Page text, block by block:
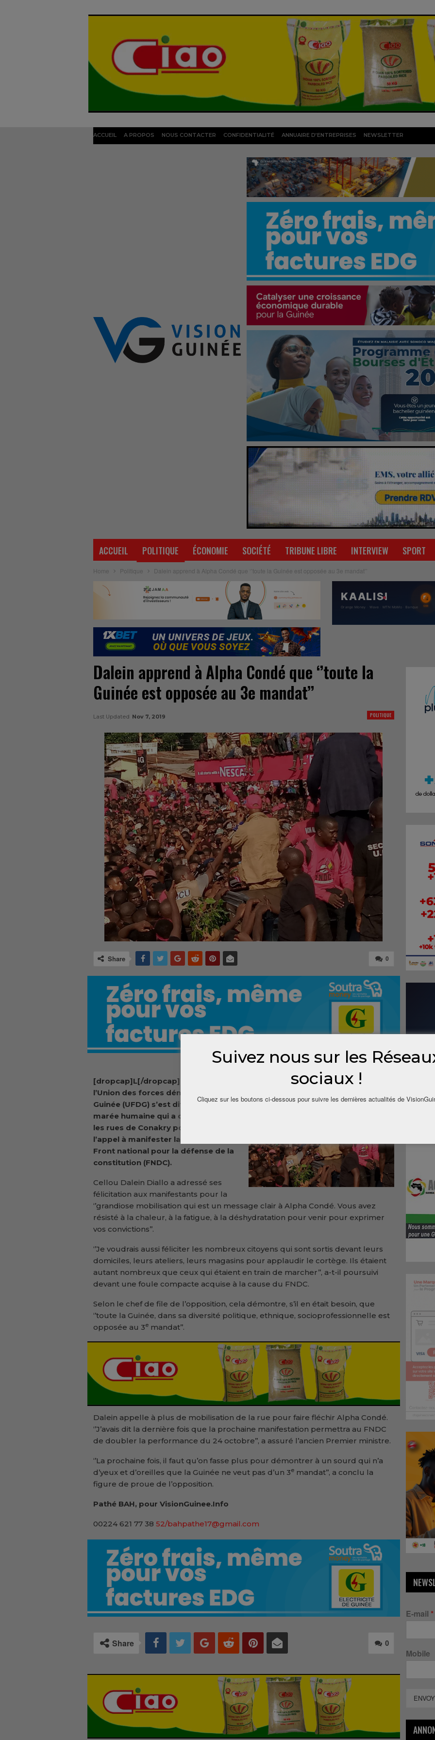
ACCUEIL A PROPOS NOUS CONTACTER CONFIDENTIALITÉ ANNUAIRE D’ENTREPRISES NEWSLETTER
ACCUEIL POLITIQUE ÉCONOMIE SOCIÉTÉ TRIBUNE LIBRE INTERVIEW SPORT
Home Politique Dalein apprend à Alpha Condé que ‘’toute la Guinée est opposée au 3e mandat’’
Dalein apprend à Alpha Condé que ‘’toute la
Guinée est opposée au 3e mandat’’
POLITIQUE
Last Updated Nov 7, 2019
0
Share
[dropcap]L[/dropcap]e président de
l’Union des forces démocratiques de
Guinée (UFDG) s’est dit satisfait de la
marée humaine qui a déferlé dans
les rues de Conakry pour répondre à
l’appel à manifester lancé par le
Front national pour la défense de la
constitution (FNDC).
Cellou Dalein Diallo a adressé ses
félicitation aux manifestants pour la
‘’grandiose mobilisation qui est un message clair à Alpha Condé. Vous avez
résisté à la chaleur, à la fatigue, à la déshydratation pour venir pour exprimer
vos convictions’’.
‘’Je voudrais aussi féliciter les nombreux citoyens qui sont sortis devant leurs
domiciles, leurs ateliers, leurs magasins pour applaudir le cortège. Ils étaient
autant nombreux que ceux qui étaient en train de marcher’’, a-t-il poursuivi
devant une foule compacte acquise à la cause du FNDC.
Selon le chef de file de l’opposition, cela démontre, s’il en était besoin, que
‘’toute la Guinée, dans sa diversité politique, ethnique, socioprofessionnelle est
opposée au 3e mandat’’.
Dalein appelle à plus de mobilisation de la rue pour faire fléchir Alpha Condé.
‘’J’avais dit la dernière fois que la prochaine manifestation permettra au FNDC
de doubler la performance du 24 octobre’’, a assuré l’ancien Premier ministre.
‘’La prochaine fois, il faut qu’on fasse plus pour démontrer à un sourd qui n’a
d’yeux et d’oreilles que la Guinée ne veut pas d’un 3e mandat’’, a conclu la
figure de proue de l’opposition.
Pathé BAH, pour VisionGuinee.Info
00224 621 77 38 52/bahpathe17@gmail.com
0
Share
E-mail *
Mobile
Suivez nous sur les
sociaux !
Cliquez sur les boutons ci-dessous pour suivre les dernières actualités de